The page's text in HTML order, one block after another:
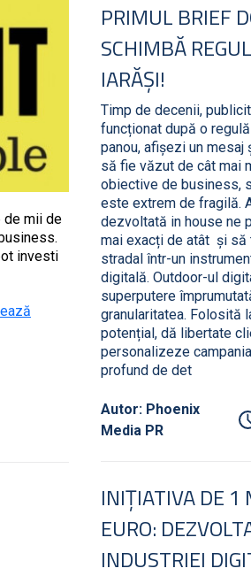
de mii de
investi
PRIMUL BRIEF
SCHIMBĂ
IARĂȘI!
Timp de decenii,
funcționat după o
panou, afișezi un
să fie văzut de cât mai
obiective de business,
este extrem de fragilă.
dezvoltată in house ne
mai exacți de atât și să
stradal într-un
digitală. Outdoor-ul
superputere
granularitatea. Folosită
potențial, dă libertate
personalizeze
profund de det
Autor: Phoenix
Media PR
INIȚIATIVA DE 1
EURO:
INDUSTRIEI